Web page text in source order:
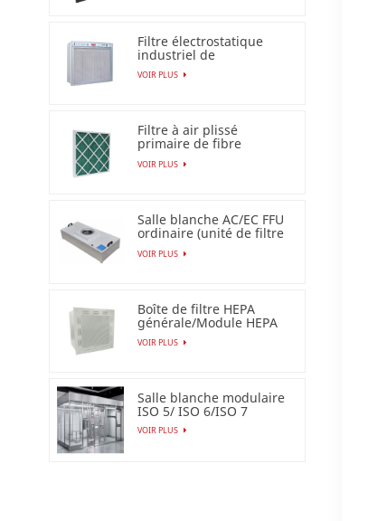
Filtre électrostatique
industriel de
précipitateur pour le
filtre à air Esp
VOIR PLUS
Filtre à air plissé
primaire de fibre
synthétique pour
industriel
VOIR PLUS
Salle blanche AC/EC FFU
ordinaire (unité de filtre
de ventilateur)
VOIR PLUS
Boîte de filtre HEPA
générale/Module HEPA
terminal
VOIR PLUS
Salle blanche modulaire
ISO 5/ ISO 6/ISO 7
VOIR PLUS